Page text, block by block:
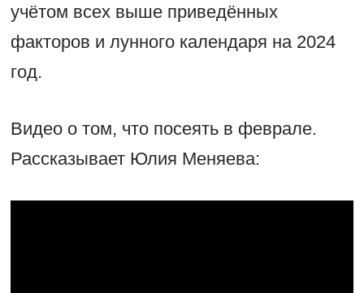
учётом всех выше приведённых
факторов и лунного календаря на 2024
год.
Видео о том, что посеять в феврале.
Рассказывает Юлия Меняева: